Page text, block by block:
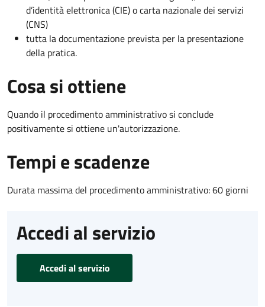
d’identità elettronica (CIE) o carta nazionale dei servizi
(CNS)
tutta la documentazione prevista per la presentazione
della pratica.
Cosa si ottiene
Quando il procedimento amministrativo si conclude
positivamente si ottiene un'autorizzazione.
Tempi e scadenze
Durata massima del procedimento amministrativo: 60 giorni
Accedi al servizio
Accedi al servizio